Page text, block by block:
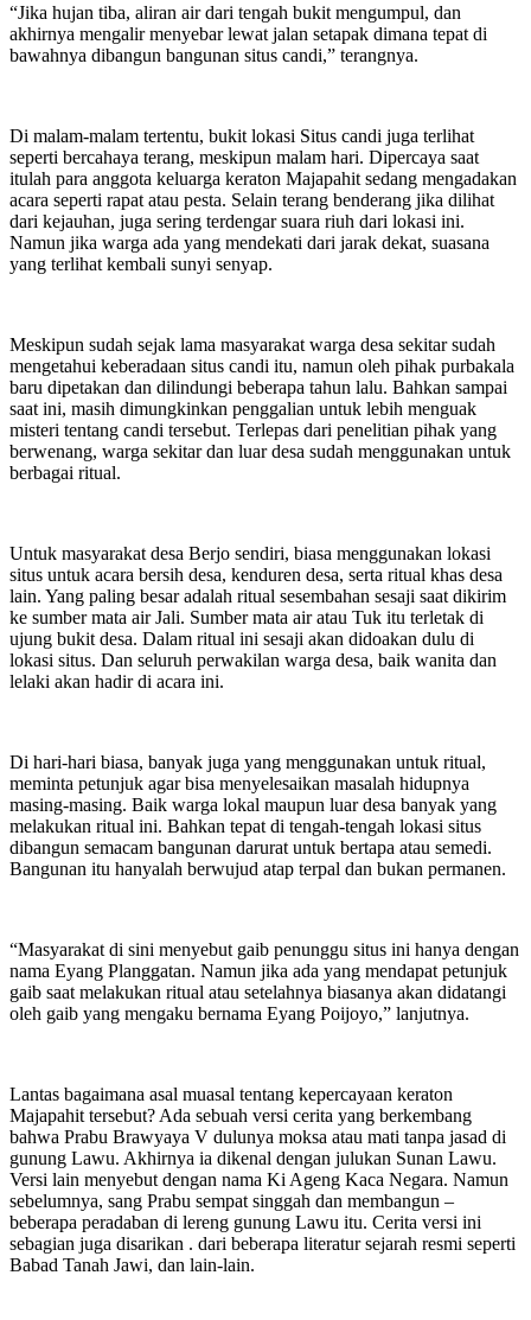
“Jika hujan tiba, aliran air dari tengah bukit mengumpul, dan
akhirnya mengalir menyebar lewat jalan setapak dimana tepat di
bawahnya dibangun bangunan situs candi,” terangnya.
Di malam-malam tertentu, bukit lokasi Situs candi juga terlihat
seperti bercahaya terang, meskipun malam hari. Dipercaya saat
itulah para anggota keluarga keraton Majapahit sedang mengadakan
acara seperti rapat atau pesta. Selain terang benderang jika dilihat
dari kejauhan, juga sering terdengar suara riuh dari lokasi ini.
Namun jika warga ada yang mendekati dari jarak dekat, suasana
yang terlihat kembali sunyi senyap.
Meskipun sudah sejak lama masyarakat warga desa sekitar sudah
mengetahui keberadaan situs candi itu, namun oleh pihak purbakala
baru dipetakan dan dilindungi beberapa tahun lalu. Bahkan sampai
saat ini, masih dimungkinkan penggalian untuk lebih menguak
misteri tentang candi tersebut. Terlepas dari penelitian pihak yang
berwenang, warga sekitar dan luar desa sudah menggunakan untuk
berbagai ritual.
Untuk masyarakat desa Berjo sendiri, biasa menggunakan lokasi
situs untuk acara bersih desa, kenduren desa, serta ritual khas desa
lain. Yang paling besar adalah ritual sesembahan sesaji saat dikirim
ke sumber mata air Jali. Sumber mata air atau Tuk itu terletak di
ujung bukit desa. Dalam ritual ini sesaji akan didoakan dulu di
lokasi situs. Dan seluruh perwakilan warga desa, baik wanita dan
lelaki akan hadir di acara ini.
Di hari-hari biasa, banyak juga yang menggunakan untuk ritual,
meminta petunjuk agar bisa menyelesaikan masalah hidupnya
masing-masing. Baik warga lokal maupun luar desa banyak yang
melakukan ritual ini. Bahkan tepat di tengah-tengah lokasi situs
dibangun semacam bangunan darurat untuk bertapa atau semedi.
Bangunan itu hanyalah berwujud atap terpal dan bukan permanen.
“Masyarakat di sini menyebut gaib penunggu situs ini hanya dengan
nama Eyang Planggatan. Namun jika ada yang mendapat petunjuk
gaib saat melakukan ritual atau setelahnya biasanya akan didatangi
oleh gaib yang mengaku bernama Eyang Poijoyo,” lanjutnya.
Lantas bagaimana asal muasal tentang kepercayaan keraton
Majapahit tersebut? Ada sebuah versi cerita yang berkembang
bahwa Prabu Brawyaya V dulunya moksa atau mati tanpa jasad di
gunung Lawu. Akhirnya ia dikenal dengan julukan Sunan Lawu.
Versi lain menyebut dengan nama Ki Ageng Kaca Negara. Namun
sebelumnya, sang Prabu sempat singgah dan membangun –
beberapa peradaban di lereng gunung Lawu itu. Cerita versi ini
sebagian juga disarikan . dari beberapa literatur sejarah resmi seperti
Babad Tanah Jawi, dan lain-lain.